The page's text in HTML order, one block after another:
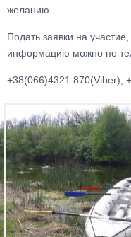
желанию.
Подать заявки на
информацию можно по
+38(066)4321 870(Viber),